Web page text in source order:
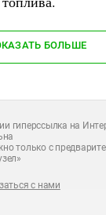
БОЛЬШЕ
гиперссылка на
только с
с нами